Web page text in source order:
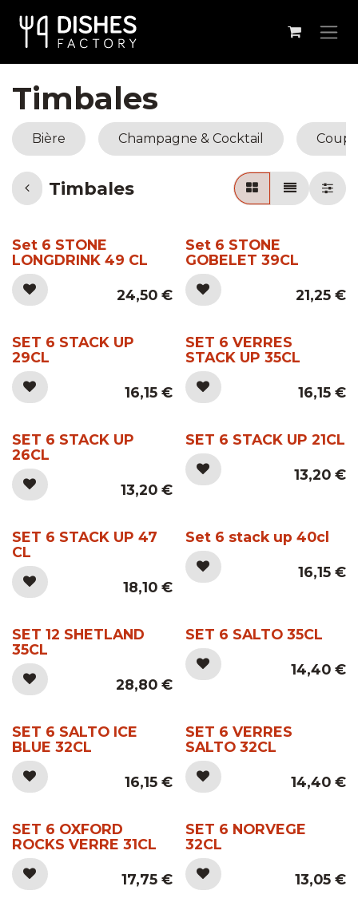
Timbales
Bière Champagne & Cocktail
Timbales
Set 6 STONE
LONGDRINK 49 CL
24,50€
Set 6 STONE
GOBELET 39CL
21,25€
SET 6 STACK UP
29CL
16,15€
SET 6 VERRES
STACK UP 35CL
16,15€
SET 6 STACK UP
26CL
13,20€
SET 6 STACK UP 21CL
13,20€
SET 6 STACK UP 47
CL
18,10€
Set 6 stack up 40cl
16,15€
SET 12 SHETLAND
35CL
28,80€
SET 6 SALTO 35CL
14,40€
SET 6 SALTO ICE
BLUE 32CL
16,15€
SET 6 VERRES
SALTO 32CL
14,40€
SET 6 OXFORD
ROCKS VERRE 31CL
17,75€
SET 6 NORVEGE
32CL
13,05€